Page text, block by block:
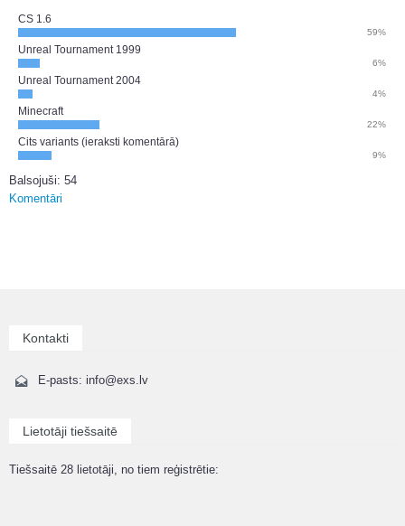
CS 1.6
59%
Unreal Tournament 1999
6%
Unreal Tournament 2004
4%
Minecraft
22%
Cits variants (ieraksti komentārā)
9%
Balsojuši: 54
Komentāri
Kontakti
E-pasts: info@exs.lv
Lietotāji tiešsaitē
Tiešsaitē 28 lietotāji, no tiem reģistrētie: